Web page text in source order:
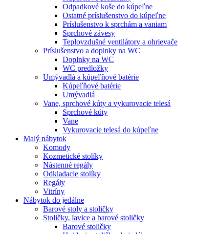
Odpadkové koše do kúpeľne
Ostatné príslušenstvo do kúpeľne
Príslušenstvo k sprchám a vaniam
Sprchové závesy
Teplovzdušné ventilátory a ohrievače
Príslušenstvo a doplnky na WC
Doplnky na WC
WC predložky
Umývadlá a kúpeľňové batérie
Kúpeľňové batérie
Umývadlá
Vane, sprchové kúty a vykurovacie telesá
Sprchové kúty
Vane
Vykurovacie telesá do kúpeľne
Malý nábytok
Komody
Kozmetické stolíky
Nástenné regály
Odkladacie stolíky
Regály
Vitríny
Nábytok do jedálne
Barové stoly a stoličky
Stoličky, lavice a barové stoličky
Barové stoličky